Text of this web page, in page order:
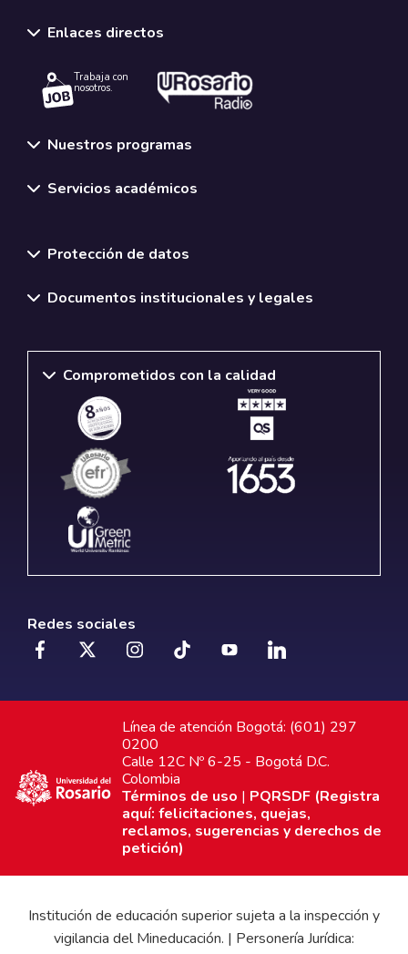
Enlaces directos
Trabaja con
nosotros.
Nuestros programas
Servicios académicos
Protección de datos
Documentos institucionales y legales
Comprometidos con la calidad
Redes sociales
Línea de atención Bogotá: (601) 297
0200
Calle 12C Nº 6-25 - Bogotá D.C.
Colombia
Términos de uso | PQRSDF (Registra
aquí: felicitaciones, quejas,
reclamos, sugerencias y derechos de
petición)
Institución de educación superior sujeta a la inspección y
vigilancia del Mineducación. | Personería Jurídica: